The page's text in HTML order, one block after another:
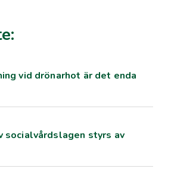
vid drönarhot är det enda
socialvårdslagen styrs av